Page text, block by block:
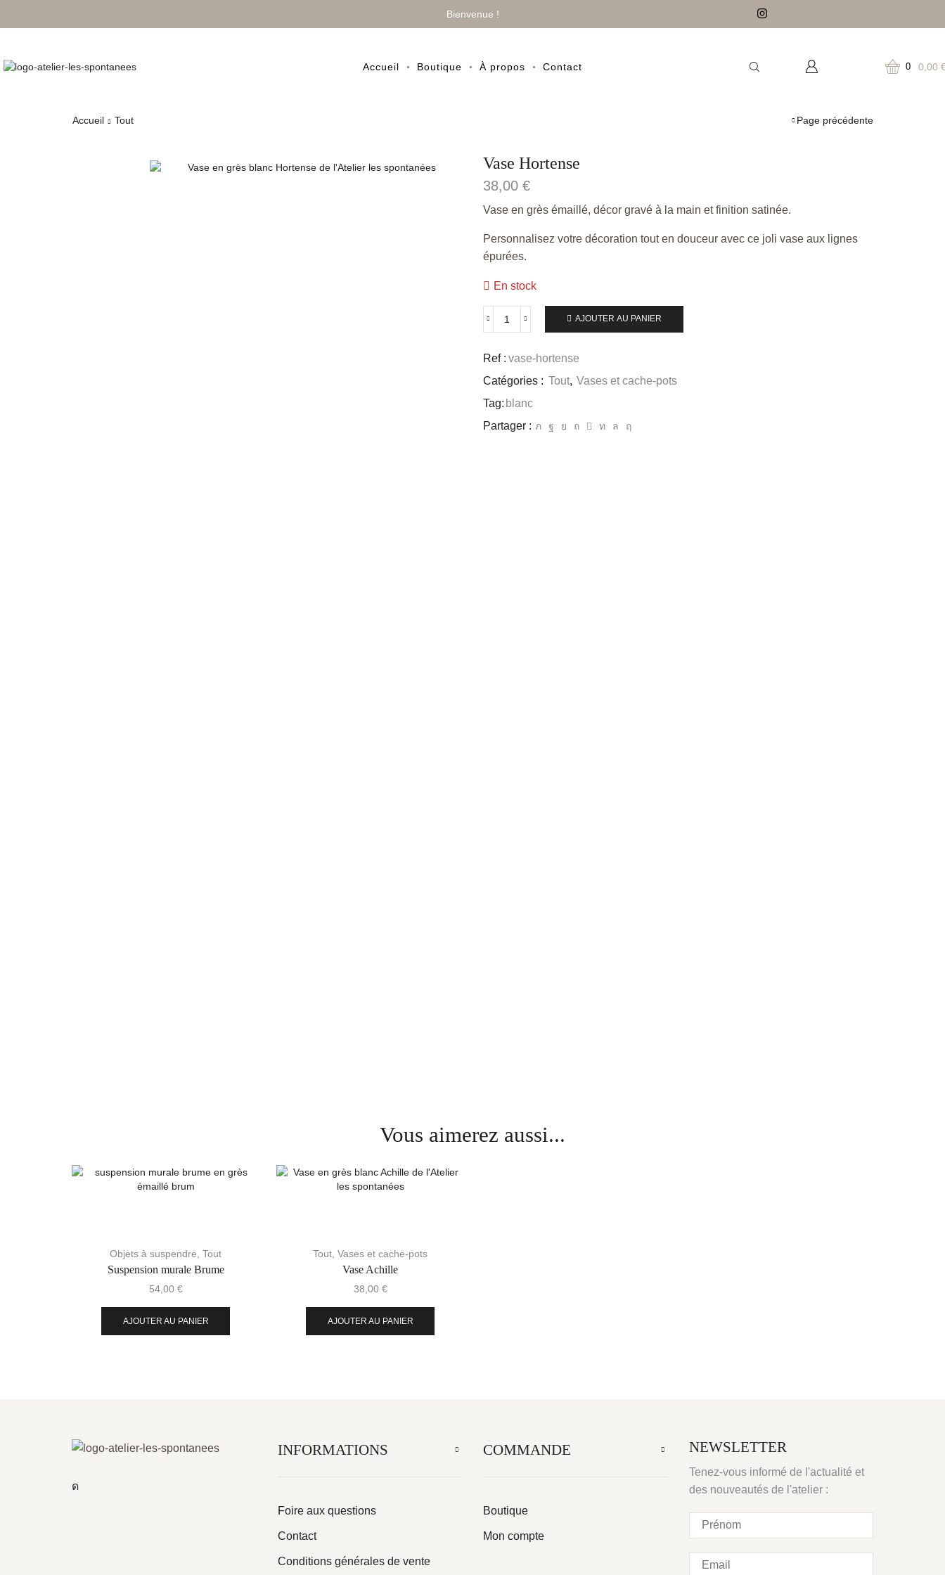
Bienvenue !
Accueil Boutique À propos Contact 0 0,00
Accueil Tout Page précédente
Vase Hortense
38,00 €
Vase en grès émaillé, décor gravé à la main et finition satinée.
Personnalisez votre décoration tout en douceur avec ce joli vase aux lignes
épurées.
En stock
AJOUTER AU PANIER
Ref : vase-hortense
Catégories : Tout, Vases et cache-pots
Tag: blanc
Partager :
Vous aimerez aussi...
Objets à suspendre Tout
Suspension murale Brume
54,00 €
AJOUTER AU PANIER
Tout Vases et cache-pots
Vase Achille
38,00 €
AJOUTER AU PANIER
INFORMATIONS
Foire aux questions
Contact
Conditions générales de vente
COMMANDE
Boutique
Mon compte
NEWSLETTER
Tenez-vous informé de l'actualité et
des nouveautés de l'atelier :